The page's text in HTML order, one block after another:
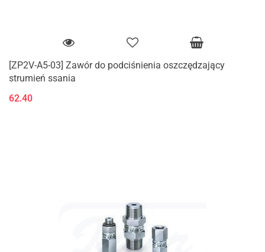
[ZP2V-A5-03] Zawór do podciśnienia oszczędzający
strumień ssania
62.40